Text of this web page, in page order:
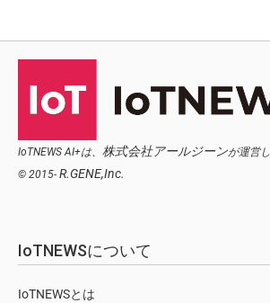
IoTNEWS AI+は、 株式会社アールジーンが運営
© 2015- R.GENE,Inc.
IoTNEWSについて
IoTNEWSとは